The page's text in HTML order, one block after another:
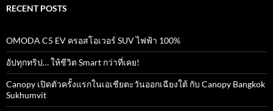
RECENT POSTS
OMODA C5 EV ครอสโอเวอร์ SUV ไฟฟ้า 100%
อัปทุกทริป… ให้ชีวิต Smart กว่าที่เคย!
Canopy เปิดตัวครั้งแรกในเอเชียตะวันออกเฉียงใต้ กับ Canopy Bangkok
Sukhumvit